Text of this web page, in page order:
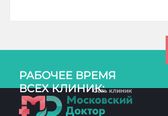
РАБОЧЕЕ ВРЕМЯ
ВСЕХ КЛИНИК: